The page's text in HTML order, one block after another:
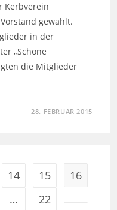
Kerbverein
gewählt.
in der
„Schöne
die Mitglieder
28. FEBRUAR 2015
14 15
16
… 22